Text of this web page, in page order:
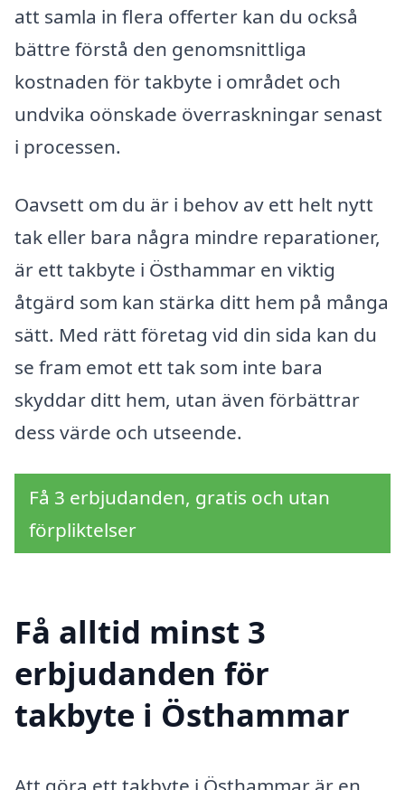
att samla in flera offerter kan du också
bättre förstå den genomsnittliga
kostnaden för takbyte i området och
undvika oönskade överraskningar senast
i processen.
Oavsett om du är i behov av ett helt nytt
tak eller bara några mindre reparationer,
är ett takbyte i Östhammar en viktig
åtgärd som kan stärka ditt hem på många
sätt. Med rätt företag vid din sida kan du
se fram emot ett tak som inte bara
skyddar ditt hem, utan även förbättrar
dess värde och utseende.
Få 3 erbjudanden, gratis och utan
förpliktelser
Få alltid minst 3
erbjudanden för
takbyte i Östhammar